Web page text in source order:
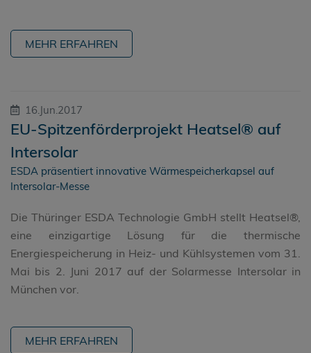
MEHR ERFAHREN
16.Jun.2017
EU-Spitzenförderprojekt Heatsel® auf
Intersolar
ESDA präsentiert innovative Wärmespeicherkapsel auf
Intersolar-Messe
Die Thüringer ESDA Technologie GmbH stellt Heatsel®,
eine einzigartige Lösung für die thermische
Energiespeicherung in Heiz- und Kühlsystemen vom 31.
Mai bis 2. Juni 2017 auf der Solarmesse Intersolar in
München vor.
MEHR ERFAHREN